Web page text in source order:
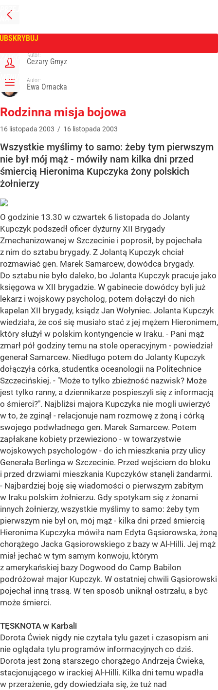
PRZEJDŹ
NA
GŁÓWNĄ
ZALOGUJ
MENU
Tygodnik Wprost
Autor:
Cezary Gmyz
Autor:
Ewa Ornacka
Rodzinna misja bojowa
16 listopada 2003 / 16 listopada 2003
Wszystkie myślimy to samo: żeby tym pierwszym
nie był mój mąż - mówiły nam kilka dni przed
śmiercią Hieronima Kupczyka żony polskich
żołnierzy
O godzinie 13.30 w czwartek 6 listopada do Jolanty
Kupczyk podszedł oficer dyżurny XII Brygady
Zmechanizowanej w Szczecinie i poprosił, by pojechała
z nim do sztabu brygady. Z Jolantą Kupczyk chciał
rozmawiać gen. Marek Samarcew, dowódca brygady.
Do sztabu nie było daleko, bo Jolanta Kupczyk pracuje jako
księgowa w XII brygadzie. W gabinecie dowódcy byli już
lekarz i wojskowy psycholog, potem dołączył do nich
kapelan XII brygady, ksiądz Jan Wołyniec. Jolanta Kupczyk
wiedziała, że coś się musiało stać z jej mężem Hieronimem,
który służył w polskim kontyngencie w Iraku. - Pani mąż
zmarł pół godziny temu na stole operacyjnym - powiedział
generał Samarcew. Niedługo potem do Jolanty Kupczyk
dołączyła córka, studentka oceanologii na Politechnice
Szczecińskiej. - "Może to tylko zbieżność nazwisk? Może
jest tylko ranny, a dziennikarze pospieszyli się z informacją
o śmierci?". Najbliżsi majora Kupczyka nie mogli uwierzyć
w to, że zginął - relacjonuje nam rozmowę z żoną i córką
swojego podwładnego gen. Marek Samarcew. Potem
zapłakane kobiety przewieziono - w towarzystwie
wojskowych psychologów - do ich mieszkania przy ulicy
Generała Berlinga w Szczecinie. Przed wejściem do bloku
i przed drzwiami mieszkania Kupczyków stanęli żandarmi.
- Najbardziej boję się wiadomości o pierwszym zabitym
w Iraku polskim żołnierzu. Gdy spotykam się z żonami
innych żołnierzy, wszystkie myślimy to samo: żeby tym
pierwszym nie był on, mój mąż - kilka dni przed śmiercią
Hieronima Kupczyka mówiła nam Edyta Gąsiorowska, żoną
chorążego Jacka Gąsiorowskiego z bazy w Al-Hilli. Jej mąż
miał jechać w tym samym konwoju, którym
z amerykańskiej bazy Dogwood do Camp Babilon
podróżował major Kupczyk. W ostatniej chwili Gąsiorowski
pojechał inną trasą. W ten sposób uniknął ostrzału, a być
może śmierci.
TĘSKNOTA w Karbali
Dorota Ćwiek nigdy nie czytała tylu gazet i czasopism ani
nie oglądała tylu programów informacyjnych co dziś.
Dorota jest żoną starszego chorążego Andrzeja Ćwieka,
stacjonującego w irackiej Al-Hilli. Kilka dni temu wpadła
w przerażenie, gdy dowiedziała się, że tuż nad